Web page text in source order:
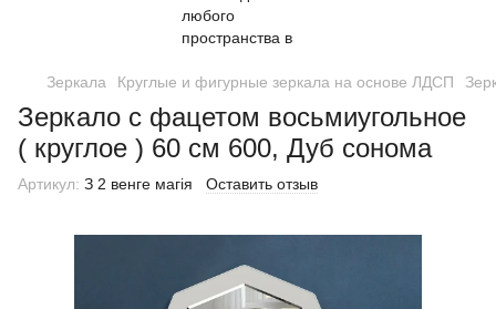
Зеркала Круглые и фигурные зеркала на основе ЛДСП
Зеркало с фацетом восьмиугольное
( круглое ) 60 см 600, Дуб сонома
Артикул: З 2 венге магія Оставить отзыв